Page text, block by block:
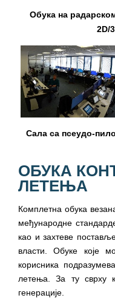
Обука на
2D/
Сала са псеудо-
ОБУКА
ЛЕТЕЊА
Комплетна обука
међународне
као и захтеве
власти. Обуке које
корисника
летења. За ту сврху
генерације.